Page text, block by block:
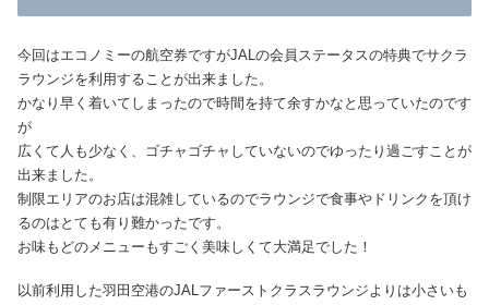
今回はエコノミーの航空券ですがJALの会員ステータスの特典でサクラ
ラウンジを利用することが出来ました。
かなり早く着いてしまったので時間を持て余すかなと思っていたのです
が
広くて人も少なく、ゴチャゴチャしていないのでゆったり過ごすことが
出来ました。
制限エリアのお店は混雑しているのでラウンジで食事やドリンクを頂け
るのはとても有り難かったです。
お味もどのメニューもすごく美味しくて大満足でした！
以前利用した羽田空港のJALファーストクラスラウンジよりは小さいも